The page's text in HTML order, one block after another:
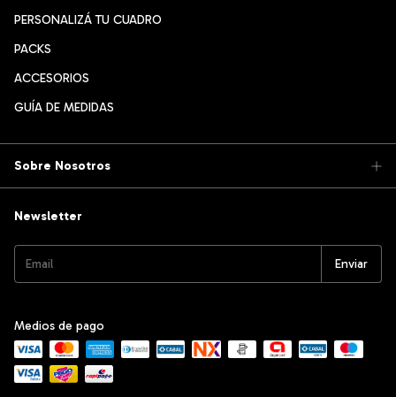
PERSONALIZÁ TU CUADRO
PACKS
ACCESORIOS
GUÍA DE MEDIDAS
Sobre Nosotros
Newsletter
Medios de pago